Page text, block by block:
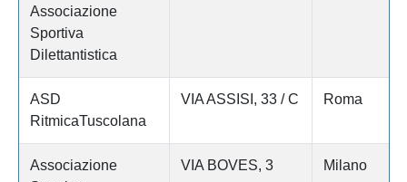
Associazione
Sportiva
Dilettantistica
ASD
RitmicaTuscolana
VIA ASSISI, 33 / C Roma
Associazione
VIA BOVES, 3 Milano